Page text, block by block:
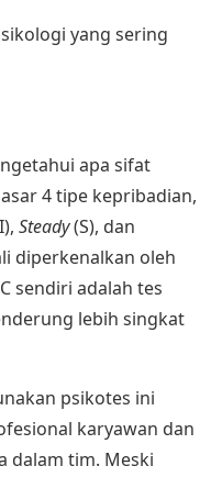
yang sering
apa sifat
4 tipe kepribadian,
Steady(S), dan
diperkenalkan oleh
sendiri adalah tes
lebih singkat
psikotes ini
karyawan dan
dalam tim. Meski